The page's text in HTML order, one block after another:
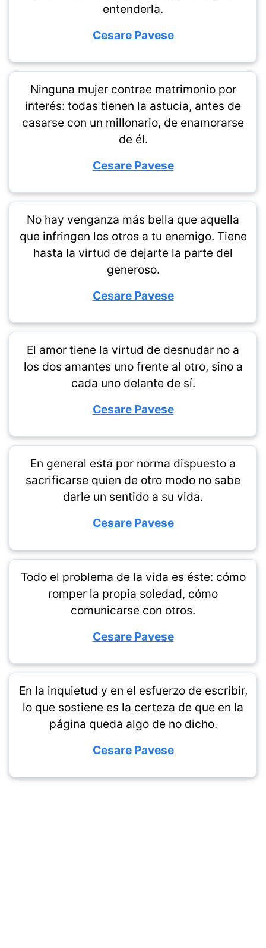
entenderla.
Cesare Pavese
Ninguna mujer contrae matrimonio por
interés: todas tienen la astucia, antes de
casarse con un millonario, de enamorarse
de él.
Cesare Pavese
No hay venganza más bella que aquella
que infringen los otros a tu enemigo. Tiene
hasta la virtud de dejarte la parte del
generoso.
Cesare Pavese
El amor tiene la virtud de desnudar no a
los dos amantes uno frente al otro, sino a
cada uno delante de sí.
Cesare Pavese
En general está por norma dispuesto a
sacrificarse quien de otro modo no sabe
darle un sentido a su vida.
Cesare Pavese
Todo el problema de la vida es éste: cómo
romper la propia soledad, cómo
comunicarse con otros.
Cesare Pavese
En la inquietud y en el esfuerzo de escribir,
lo que sostiene es la certeza de que en la
página queda algo de no dicho.
Cesare Pavese